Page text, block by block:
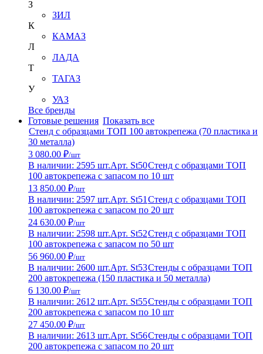
З
ЗИЛ
К
КАМАЗ
Л
ЛАДА
Т
ТАГАЗ
У
УАЗ
Все бренды
Готовые решения Показать все
Стенд с образцами ТОП 100 автокрепежа (70 пластика и
30 металла)
3 080.00 ₽/шт
В наличии: 2595 шт.Арт. St50Стенд с образцами ТОП
100 автокрепежа с запасом по 10 шт
13 850.00 ₽/шт
В наличии: 2597 шт.Арт. St51 Стенд с образцами ТОП
100 автокрепежа с запасом по 20 шт
24 630.00 ₽/шт
В наличии: 2598 шт.Арт. St52Стенд с образцами ТОП
100 автокрепежа с запасом по 50 шт
56 960.00 ₽/шт
В наличии: 2600 шт.Арт. St53Стенды с образцами ТОП
200 автокрепежа (150 пластика и 50 металла)
6 130.00 ₽/шт
В наличии: 2612 шт.Арт. St55Стенды с образцами ТОП
200 автокрепежа с запасом по 10 шт
27 450.00 ₽/шт
В наличии: 2613 шт.Арт. St56Стенды с образцами ТОП
200 автокрепежа с запасом по 20 шт